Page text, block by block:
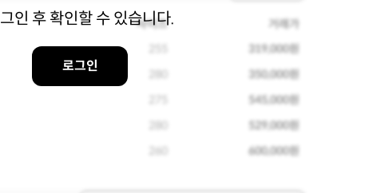
인 후 확인할 수 있습니다.
로그인
사이즈
거래가
319,000원
280
350,000원
545,000원
280
529,000원
260 600,000원